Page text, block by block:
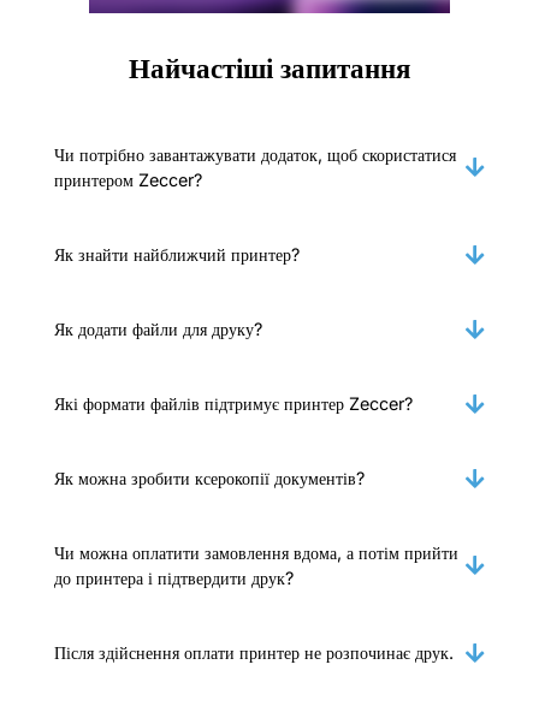
Найчастіші запитання
Чи потрібно завантажувати додаток, щоб скористатися
принтером Zeccer?
Як знайти найближчий принтер?
Як додати файли для друку?
Які формати файлів підтримує принтер Zeccer?
Як можна зробити ксерокопії документів?
Чи можна оплатити замовлення вдома, а потім прийти
до принтера і підтвердити друк?
Після здійснення оплати принтер не розпочинає друк.